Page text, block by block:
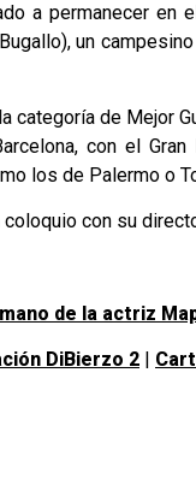
a permanecer en
un
categoría de Mejor
con el
los de Palermo o
con su
de la actriz
DiBierzo 2